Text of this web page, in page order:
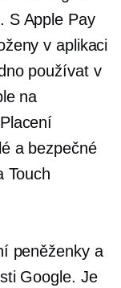
S Apple Pay
v aplikaci
používat v
na
a bezpečné
Touch
peněženky a
Google. Je